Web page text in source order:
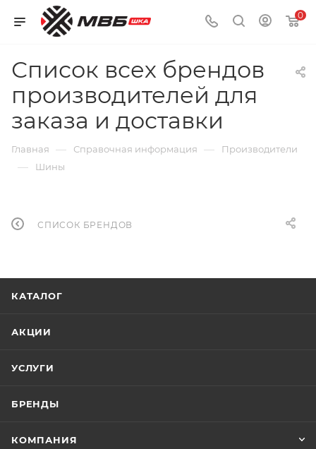
0
Список всех брендов
производителей для
заказа и доставки
Главная — Справочная информация — Производители
— Шины
СПИСОК БРЕНДОВ
КАТАЛОГ
АКЦИИ
УСЛУГИ
БРЕНДЫ
КОМПАНИЯ